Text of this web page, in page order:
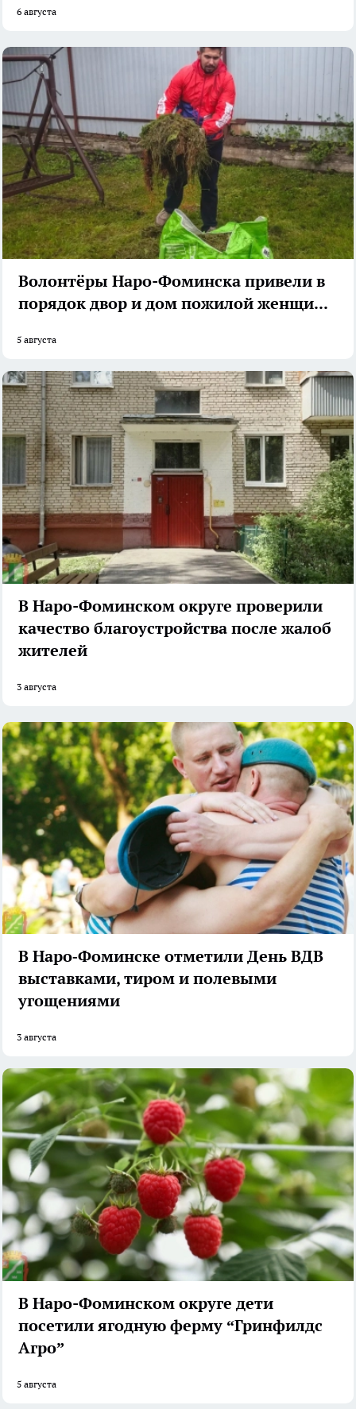
6 августа
Волонтёры Наро-Фоминска привели в
порядок двор и дом пожилой женщины
5 августа
В Наро-Фоминском округе проверили
качество благоустройства после жалоб
жителей
3 августа
В Наро‑Фоминске отметили День ВДВ
выставками, тиром и полевыми
угощениями
3 августа
В Наро-Фоминском округе дети
посетили ягодную ферму “Гринфилдс
Агро”
5 августа